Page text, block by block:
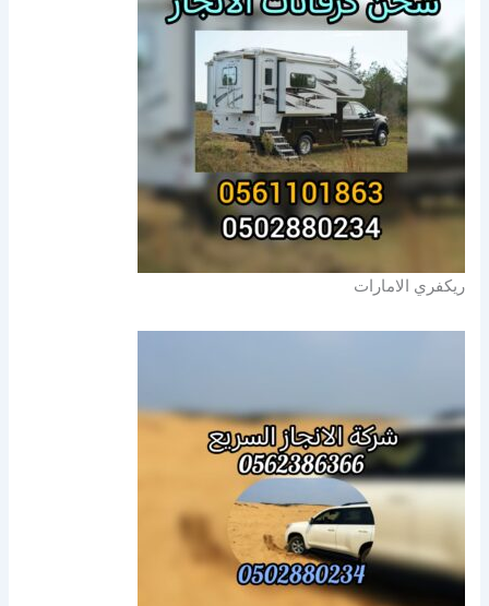
ريكفري الامارات